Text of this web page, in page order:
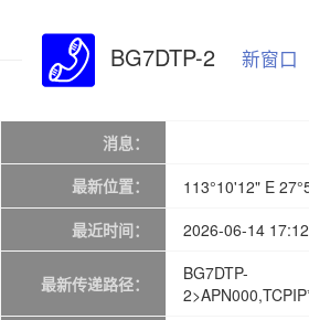
BG7DTP-2 新窗口
消息：
最新位置：
113°10'12" E
最近时间： 2026-06-14
最新传递路径：
BG7DTP-